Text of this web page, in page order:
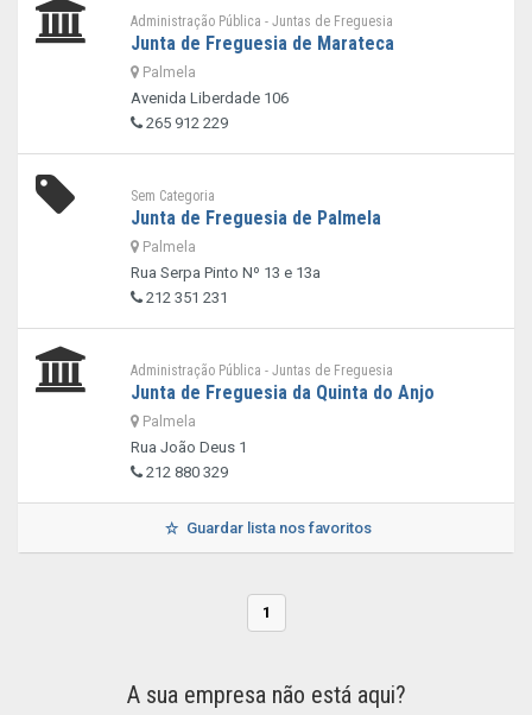
Administração Pública - Juntas de Freguesia
Junta de Freguesia de Marateca
Palmela
Avenida Liberdade 106
265 912 229
Sem Categoria
Junta de Freguesia de Palmela
Palmela
Rua Serpa Pinto Nº 13 e 13a
212 351 231
Administração Pública - Juntas de Freguesia
Junta de Freguesia da Quinta do Anjo
Palmela
Rua João Deus 1
212 880 329
Guardar lista nos favoritos
1
A sua empresa não está aqui?